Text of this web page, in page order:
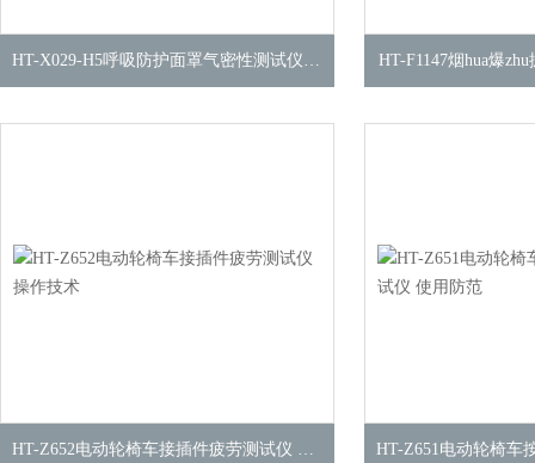
HT-X029-H5呼吸防护面罩气密性测试仪五工位 操作规程 HT-F1147烟hua爆
HT-Z652电动轮椅车接插件疲劳测试仪 操作技术